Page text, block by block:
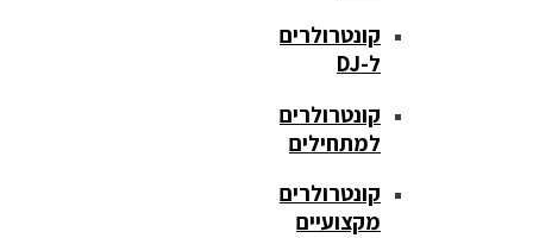
קונטרולרים
ל-DJ
קונטרולרים
למתחילים
קונטרולרים
מקצועיים